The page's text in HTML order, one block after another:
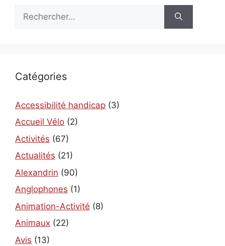
Catégories
Accessibilité handicap (3)
Accueil Vélo (2)
Activités (67)
Actualités (21)
Alexandrin (90)
Anglophones (1)
Animation-Activité (8)
Animaux (22)
Avis (13)